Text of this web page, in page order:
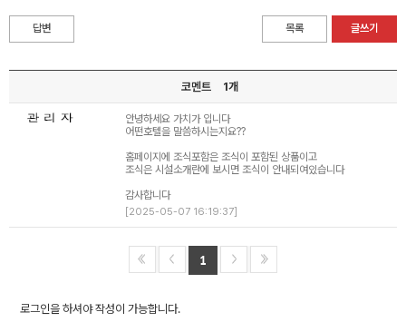
답변 목록 글쓰기
코멘트 1개
안녕하세요 가치가 입니다
어떤호텔을 말씀하시는지요??
홈페이지에 조식포함은 조식이 포함된 상품이고
조식은 시설소개란에 보시면 조식이 안내되여있습니다
감사합니다
[2025-05-07 16:19:37]
1
로그인을 하셔야 작성이 가능합니다.